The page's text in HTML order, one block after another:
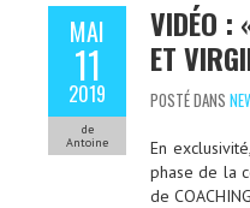
MAI
11
2019
de
Antoine
VIDÉO :
ET
POSTÉ DANS
En
phase de la
de